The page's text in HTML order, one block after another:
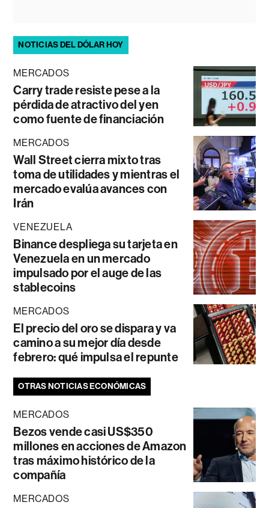
NOTICIAS DEL DÓLAR HOY
MERCADOS
Carry trade resiste pese a la
pérdida de atractivo del yen
como fuente de financiación
MERCADOS
Wall Street cierra mixto tras
toma de utilidades y mientras el
mercado evalúa avances con
Irán
VENEZUELA
Binance despliega su tarjeta en
Venezuela en un mercado
impulsado por el auge de las
stablecoins
MERCADOS
El precio del oro se dispara y va
camino a su mejor día desde
febrero: qué impulsa el repunte
OTRAS NOTICIAS ECONÓMICAS
MERCADOS
Bezos vende casi US$350
millones en acciones de Amazon
tras máximo histórico de la
compañía
MERCADOS